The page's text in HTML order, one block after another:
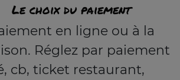
Le choix du paiement
en ligne ou à la
Réglez par paiement
cb, ticket restaurant,